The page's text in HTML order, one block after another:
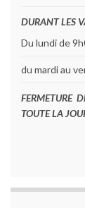
DURANT LES
Du lundi de
du mardi au
FERMETURE
TOUTE LA